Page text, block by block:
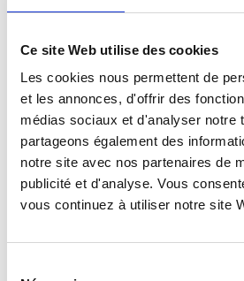
Ce site Web utilise des cookies
Les cookies nous permettent de
et les annonces, d'offrir des
médias sociaux et d'analyser notre
partageons également des
notre site avec nos partenaires de
publicité et d'analyse. Vous
vous continuez à utiliser notre site